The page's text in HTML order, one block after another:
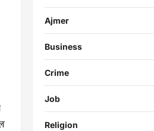
Ajmer
Business
Crime
Job
Religion